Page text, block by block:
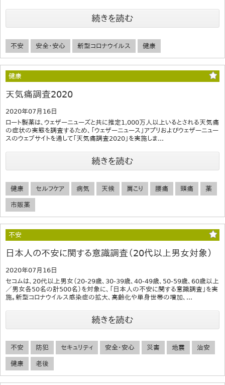
続きを読む
不安 安全・安心 新型コロナウイルス 健康
健康
天気痛調査2020
2020年07月16日
ロート製薬は、ウェザーニューズと共に推定1,000万人以上いるとされる天気痛
の症状の実態を調査するため、「ウェザーニュース」アプリおよびウェザーニュー
スのウェブサイトを通して「天気痛調査2020」を実施しま...
続きを読む
健康 セルフケア 病気 天候 肩こり 腰痛 頭痛 薬
市販薬
不安
日本人の不安に関する意識調査（20代以上男女対象）
2020年07月16日
セコムは、20代以上男女（20-29歳、30-39歳、40-49歳、50-59歳、60歳以上
／男女各50名の計500名）を対象に、「日本人の不安に関する意識調査」を実
施。新型コロナウイルス感染症の拡大、高齢化や単身世帯の増加、...
続きを読む
不安 防犯 セキュリティ 安全・安心 災害 地震 治安
健康 老後